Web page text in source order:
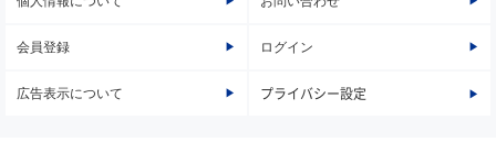
会員登録 ログイン
広告表示について プライバシー設定